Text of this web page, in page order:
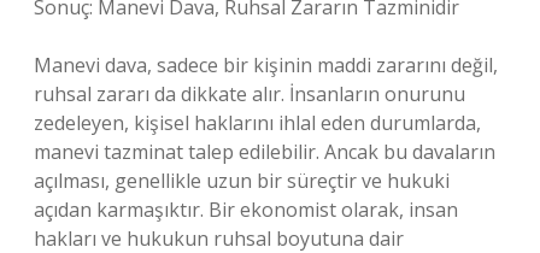
Sonuç: Manevi Dava, Ruhsal Zararın Tazminidir
Manevi dava, sadece bir kişinin maddi zararını değil,
ruhsal zararı da dikkate alır. İnsanların onurunu
zedeleyen, kişisel haklarını ihlal eden durumlarda,
manevi tazminat talep edilebilir. Ancak bu davaların
açılması, genellikle uzun bir süreçtir ve hukuki
açıdan karmaşıktır. Bir ekonomist olarak, insan
hakları ve hukukun ruhsal boyutuna dair